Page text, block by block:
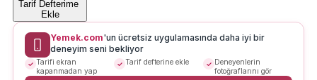
Tarif Defterime
Ekle
Yemek.com'un ücretsiz uygulamasında daha iyi bir
deneyim seni bekliyor
Tarifi ekran
kapanmadan yap
Tarif defterine ekle
Deneyenlerin
fotoğraflarını gör